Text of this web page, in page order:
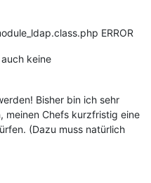
ERROR
keine
Bisher bin ich sehr
meinen Chefs kurzfristig eine
(Dazu muss natürlich